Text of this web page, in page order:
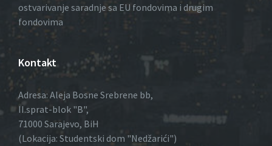
ostvarivanje saradnje sa EU fondovima i drugim
fondovima
Kontakt
Adresa: Aleja Bosne Srebrene bb,
II.sprat-blok "B",
71000 Sarajevo, BiH
(Lokacija: Studentski dom "Nedžarići")